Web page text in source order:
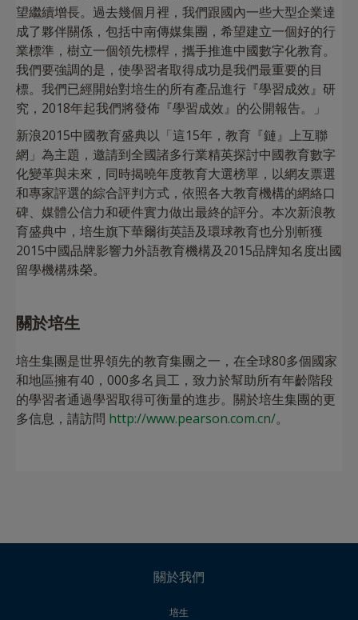
望繼續增長。過去幾個月裡，我們跟國內一些大型企業達
成了夥伴關係，包括中南傳媒集團，希望建立一個好的行
業標準，樹立一個領先標桿，攜手推進中國數字化教育。
我們要強調的是，使學習者取得成功是我們最重要的目
標。我們已經開始對培生的所有產品進行『學習成效』研
究，2018年起我們將發佈『學習成效』的公開報告。」
新浪2015中國教育盛典以「這15年，教育『鏈』上互聯
網」為主題，邀請到全國諸多行業精英探討中國教育數字
化變革與未來，同時揭曉年度教育大選榜單，以網友票選
和專家評選的綜合評判方式，依照各大教育機構的網絡口
碑、媒體公信力和硬件實力做出最終的評分。本次新浪教
育盛典中，培生旗下華爾街英語及環球教育也分別斬獲
2015中國品牌影響力外語教育機構及2015品牌知名度出國
留學機構殊榮。
關於培生
培生集團是世界領先的教育集團之一，在全球80多個國家
和地區擁有40，000多名員工，致力於幫助所有年齡階段
的學習者通過學習取得可衡量的進步。關於培生集團的更
多信息，請訪問 http://www.pearson.com.cn/。
關於我們
培生